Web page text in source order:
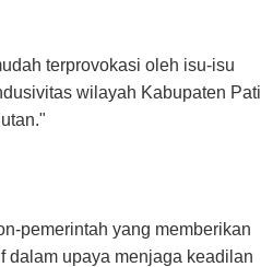
terprovokasi oleh isu-isu
wilayah Kabupaten Pati
pemerintah yang memberikan
dalam upaya menjaga keadilan